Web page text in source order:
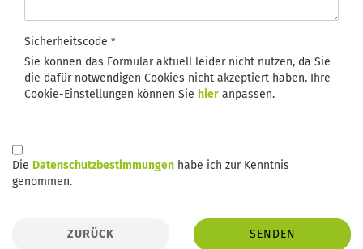
Sicherheitscode
Sie können das Formular aktuell leider nicht nutzen, da Sie
die dafür notwendigen Cookies nicht akzeptiert haben. Ihre
Cookie-Einstellungen können Sie hier anpassen.
DATENSCHUTZBESTIMMUNGEN
Die Datenschutzbestimmungen habe ich zur Kenntnis
genommen.
ZURÜCK SENDEN